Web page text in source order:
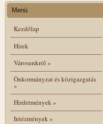
Menü
Kezdőlap
Hírek
Városunkról »
Önkormányzat és közigazgatás
»
Hirdetmények»
Intézmények»